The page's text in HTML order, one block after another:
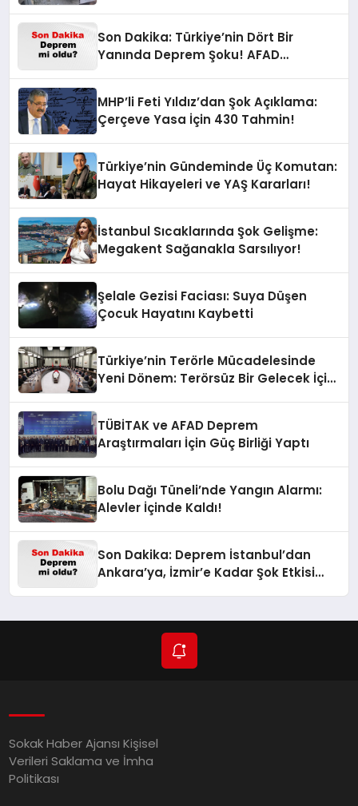
Son Dakika: Türkiye’nin Dört Bir
Yanında Deprem Şoku! AFAD
MHP’li Feti Yıldız’dan Şok Açıklama:
Çerçeve Yasa İçin 430 Tahmin!
Türkiye’nin Gündeminde Üç Komutan:
Hayat Hikayeleri ve YAŞ Kararları!
İstanbul Sıcaklarında Şok Gelişme:
Megakent Sağanakla Sarsılıyor!
Şelale Gezisi Faciası: Suya Düşen
Çocuk Hayatını Kaybetti
Türkiye’nin Terörle Mücadelesinde
Yeni Dönem: Terörsüz Bir Gelecek İçin
TÜBİTAK ve AFAD Deprem
Araştırmaları İçin Güç Birliği Yaptı
Bolu Dağı Tüneli’nde Yangın Alarmı:
Alevler İçinde Kaldı!
Son Dakika: Deprem İstanbul’dan
Ankara’ya, İzmir’e Kadar Şok Etkisi
Sokak Haber Ajansı Kişisel
Verileri Saklama ve İmha
Politikası